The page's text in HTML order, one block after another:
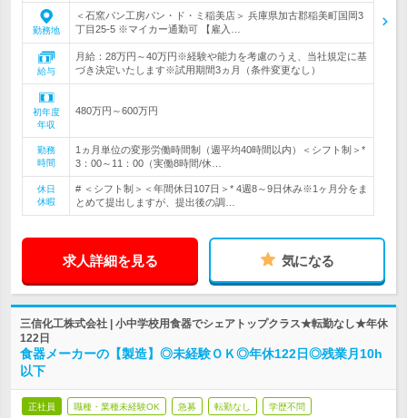
勤務地
＜石窯パン工房パン・ド・ミ稲美店＞ 兵庫県加古郡稲美町国岡3
丁目25-5 ※マイカー通勤可 【雇入…
給与
月給：28万円～40万円※経験や能力を考慮のうえ、当社規定に基
づき決定いたします※試用期間3ヵ月（条件変更なし）
初年度
年収
480万円～600万円
勤務
時間
1ヵ月単位の変形労働時間制（週平均40時間以内）＜シフト制＞*
3：00～11：00（実働8時間/休…
休日
休暇
# ＜シフト制＞＜年間休日107日＞* 4週8～9日休み※1ヶ月分をま
とめて提出しますが、提出後の調…
求人詳細を見る 気になる
三信化工株式会社 | 小中学校用食器でシェアトップクラス★転勤なし★年休
122日
食器メーカーの【製造】◎未経験ＯＫ◎年休122日◎残業月10h
以下
正社員 職種・業種未経験OK 急募 転勤なし 学歴不問